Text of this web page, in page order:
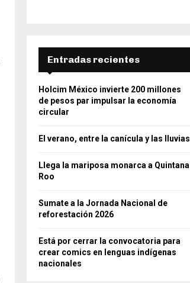
Entradas recientes
Holcim México invierte 200 millones
de pesos par impulsar la economía
circular
El verano, entre la canícula y las lluvias
Llega la mariposa monarca a Quintana
Roo
Sumate a la Jornada Nacional de
reforestación 2026
Está por cerrar la convocatoria para
crear comics en lenguas indígenas
nacionales